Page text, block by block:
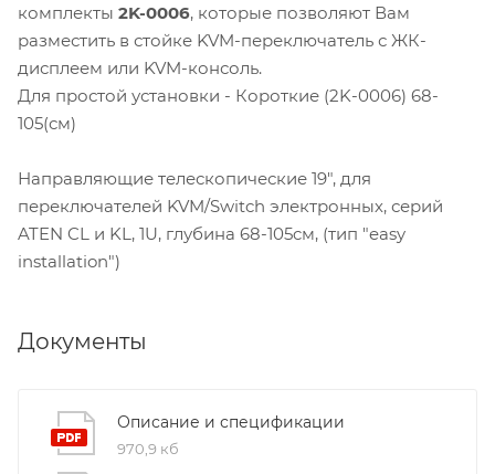
комплекты 2K-0006, которые позволяют Вам
разместить в стойке KVM-переключатель с ЖК-
дисплеем или KVM-консоль.
Для простой установки - Короткие (2K-0006) 68-
105(см)
Направляющие телескопические 19", для
переключателей KVM/Switch электронных, серий
ATEN CL и KL, 1U, глубина 68-105cм, (тип "easy
installation")
Документы
Описание и спецификации
970,9 кб